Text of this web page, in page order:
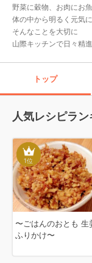
野菜に穀物、お肉にお
体の中から明るく元気に
そんなことを大切に
山際キッチンで日々精
トップ
人気レシピラ
1位
〜ごはんのおとも 生
ふりかけ〜